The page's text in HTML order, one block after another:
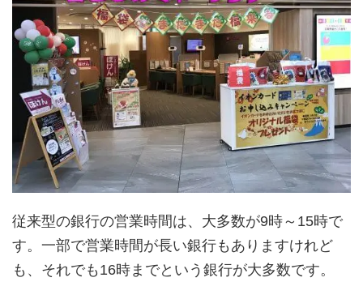
従来型の銀行の営業時間は、大多数が9時～15時で
す。一部で営業時間が長い銀行もありますけれど
も、それでも16時までという銀行が大多数です。